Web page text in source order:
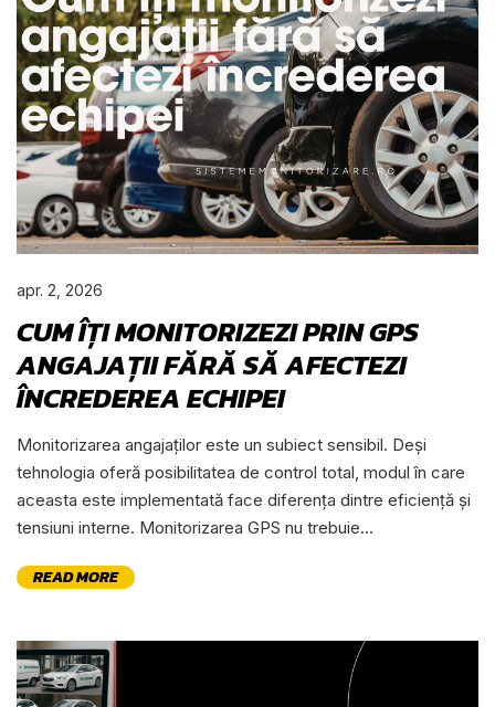
apr. 2, 2026
CUM ÎȚI MONITORIZEZI PRIN GPS
ANGAJAȚII FĂRĂ SĂ AFECTEZI
ÎNCREDEREA ECHIPEI
Monitorizarea angajaților este un subiect sensibil. Deși
tehnologia oferă posibilitatea de control total, modul în care
aceasta este implementată face diferența dintre eficiență și
tensiuni interne. Monitorizarea GPS nu trebuie...
READ MORE